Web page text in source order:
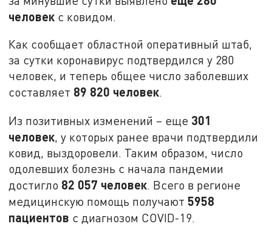
человек с ковидом.
Как сообщает областной оперативный штаб,
за сутки коронавирус подтвердился у 280
человек, и теперь общее число заболевших
составляет 89 820 человек.
Из позитивных изменений – еще 301
человек, у которых ранее врачи подтвердили
ковид, выздоровели. Таким образом, число
одолевших болезнь с начала пандемии
достигло 82 057 человек. Всего в регионе
медицинскую помощь получают5958
пациентов с диагнозом COVID-19.